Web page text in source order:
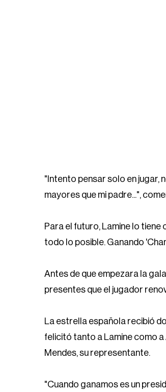
"Intento pensar solo en jugar,
mayores que mi padre...",
Para el futuro, Lamine lo tiene
todo lo posible. Ganando
Antes de que empezara la
presentes que el jugador
La estrella española recibió
felicitó tanto a Lamine como
Mendes, su representante.
"Cuando ganamos es un